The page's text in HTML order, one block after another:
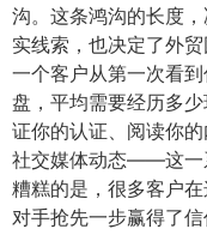
沟。这条鸿沟的长度
实线索，也决定了外
一个客户从第一次看
盘，平均需要经历多
证你的认证、阅读你
社交媒体动态——这一
糟糕的是，很多客户
对手抢先一步赢得了信